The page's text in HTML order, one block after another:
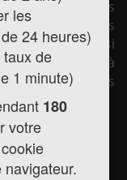
les
24 heures)
de
1 minute)
180
votre
présenter les
mairie (horaires
etc.) mais aussi
services mis à
vos démarches